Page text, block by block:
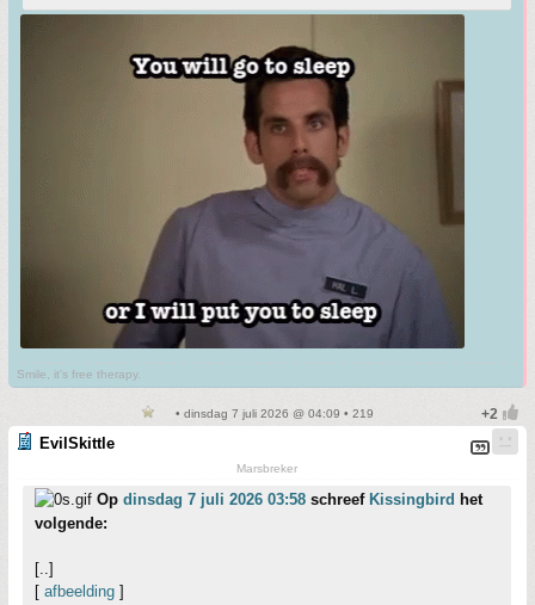
Smile, it's free therapy.
• dinsdag 7 juli 2026 @ 04:09 • 219
EvilSkittle
Marsbreker
Op dinsdag 7 juli 2026 03:58 schreef Kissingbird het
volgende:
[..]
[ afbeelding ]